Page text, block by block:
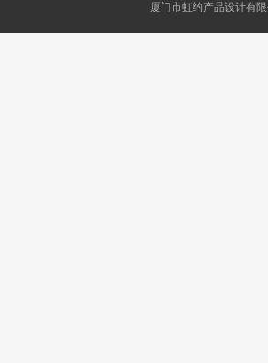
厦门市虹约产品设计有